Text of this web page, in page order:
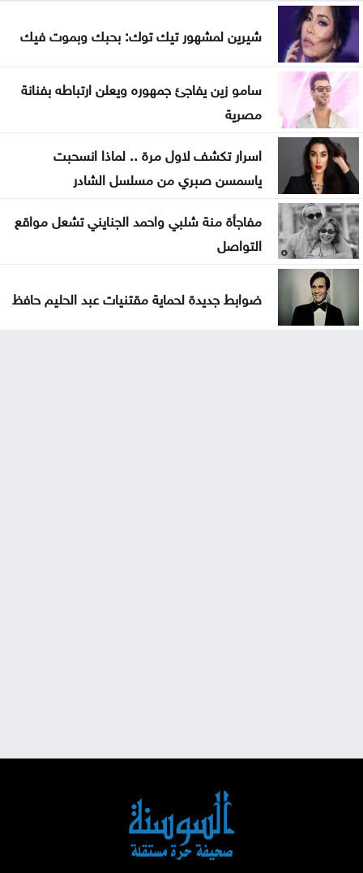
شيرين لمشهور تيك توك: بحبك وبموت فيك
سامو زين يفاجئ جمهوره ويعلن ارتباطه بفنانة
مصرية
اسرار تكشف لاول مرة .. لماذا انسحبت
ياسمسن صبري من مسلسل الشادر
مفاجأة منة شلبي واحمد الجنايني تشعل مواقع
التواصل
ضوابط جديدة لحماية مقتنيات عبد الحليم حافظ